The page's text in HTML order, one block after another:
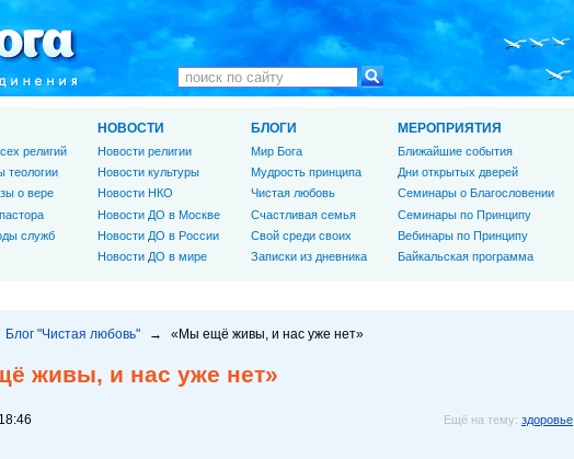
Блог "Чистая любовь" → «Мы ещё живы, и нас уже нет»
живы, и нас уже нет»
Ещё на тему: здоровье
религий
теологии
о вере
служб
НОВОСТИ
Новости религии
Новости культуры
Новости НКО
Новости ДО в Москве
Новости ДО в России
Новости ДО в мире
БЛОГИ
Мир Бога
Мудрость принципа
Чистая любовь
Счастливая семья
Свой среди своих
Записки из дневника
МЕРОПРИЯТИЯ
Ближайшие события
Дни открытых дверей
Семинары о Благословении
Семинары по Принципу
Вебинары по Принципу
Байкальская программа